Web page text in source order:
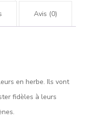
Avis (0)
en herbe. Ils vont
fidèles à leurs